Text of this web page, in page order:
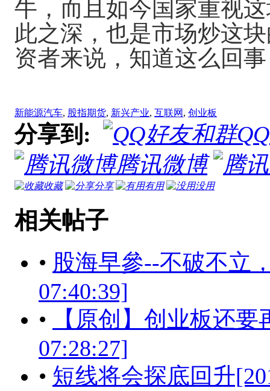
牛，而且如今国家重视
此之深，也是市场炒这
资者来说，知道这么回
新能源汽车, 股指期货, 新兴产业, 互联网 , 创业板
分享到:
腾讯微博
收藏 分享 有用 没用
相关帖子
• 股海早參--不破不立
07:40:39]
•
【原创】创业板还
07:28:27]
• 短线将会探底回升